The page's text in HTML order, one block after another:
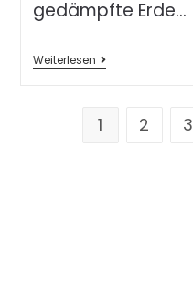
gedämpfte Erde…
Weiterlesen
1 2 3